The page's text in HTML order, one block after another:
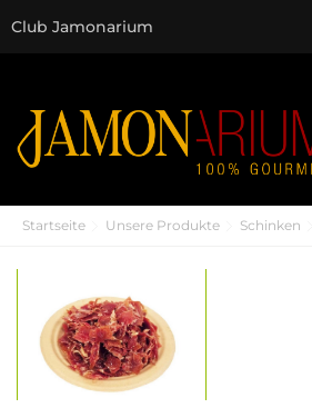
Club Jamonarium
Startseite Unsere Produkte Schinken